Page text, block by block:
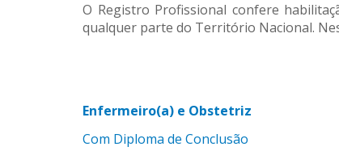
O Registro Profissional confere
qualquer parte do Território Nacional.
Enfermeiro(a) e Obstetriz
Com Diploma de Conclusão